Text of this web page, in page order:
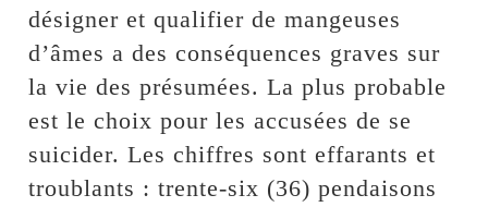
désigner et qualifier de mangeuses
d’âmes a des conséquences graves sur
la vie des présumées. La plus probable
est le choix pour les accusées de se
suicider. Les chiffres sont effarants et
troublants : trente-six (36) pendaisons